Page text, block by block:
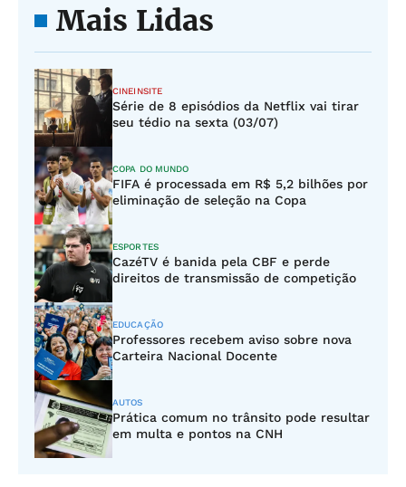
Mais Lidas
CINEINSITE
Série de 8 episódios da Netflix vai tirar
seu tédio na sexta (03/07)
COPA DO MUNDO
FIFA é processada em R$ 5,2 bilhões por
eliminação de seleção na Copa
ESPORTES
CazéTV é banida pela CBF e perde
direitos de transmissão de competição
EDUCAÇÃO
Professores recebem aviso sobre nova
Carteira Nacional Docente
AUTOS
Prática comum no trânsito pode resultar
em multa e pontos na CNH